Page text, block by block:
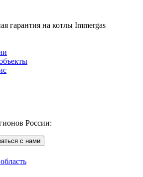
гарантия на котлы Immergas
России:
с нами